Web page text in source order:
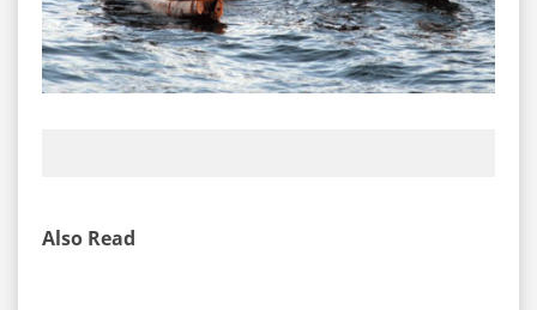
Also Read